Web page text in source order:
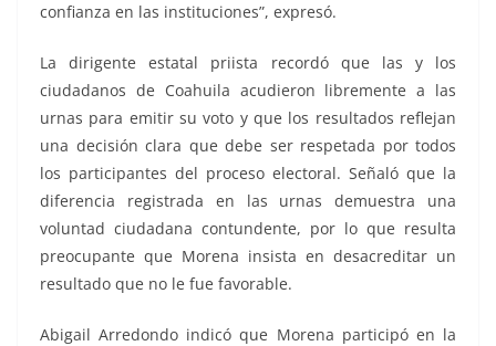
confianza en las instituciones”, expresó.
La dirigente estatal priista recordó que las y los
ciudadanos de Coahuila acudieron libremente a las
urnas para emitir su voto y que los resultados reflejan
una decisión clara que debe ser respetada por todos
los participantes del proceso electoral. Señaló que la
diferencia registrada en las urnas demuestra una
voluntad ciudadana contundente, por lo que resulta
preocupante que Morena insista en desacreditar un
resultado que no le fue favorable.
Abigail Arredondo indicó que Morena participó en la